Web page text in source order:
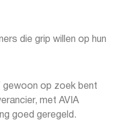
die grip willen op hun
gewoon op zoek bent
met AVIA
goed geregeld.